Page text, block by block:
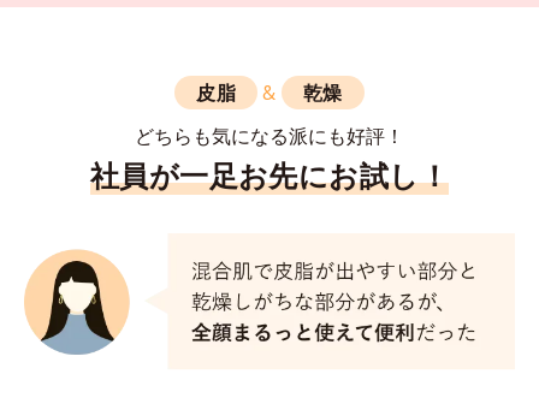
皮脂 &
乾燥
どちらも気になる派にも好評！
社員が一足お先にお試し！